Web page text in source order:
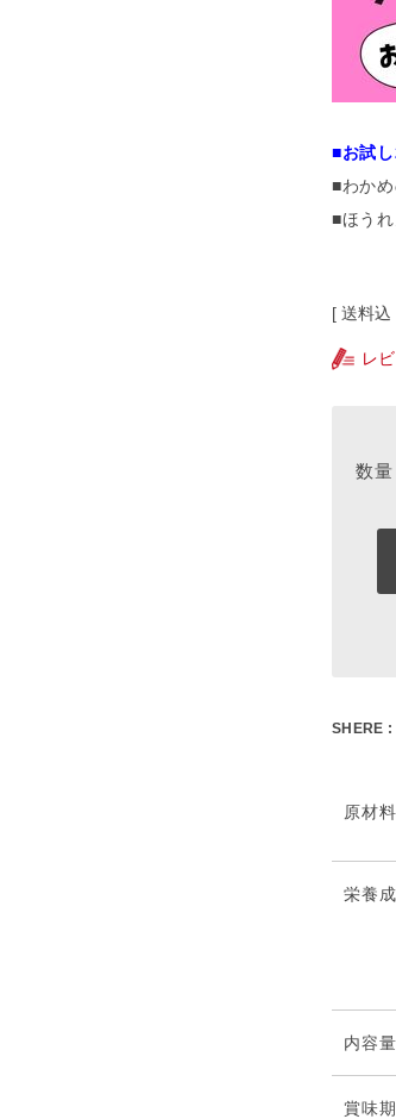
■お試
■わか
■ほう
送料込
レ
SHERE :
原材
栄養
内容
賞味